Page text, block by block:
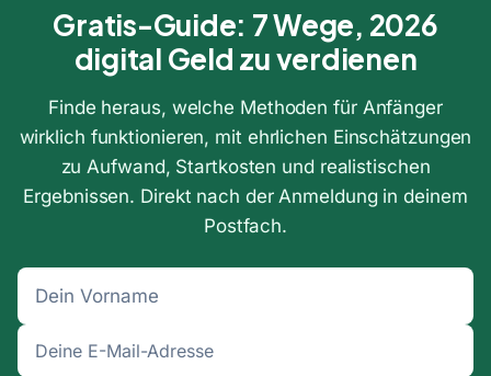
Gratis-Guide: 7 Wege, 2026
digital Geld zu verdienen
Finde heraus, welche Methoden für Anfänger
wirklich funktionieren, mit ehrlichen Einschätzungen
zu Aufwand, Startkosten und realistischen
Ergebnissen. Direkt nach der Anmeldung in deinem
Postfach.